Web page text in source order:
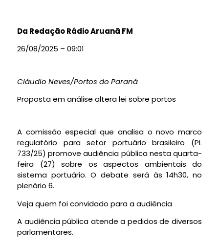
Da Redação Rádio Aruanã FM
26/08/2025 – 09:01
Cláudio Neves/Portos do Paraná
Proposta em análise altera lei sobre portos
A comissão especial que analisa o novo marco
regulatório para setor portuário brasileiro (PL
733/25) promove audiência pública nesta quarta-
feira (27) sobre os aspectos ambientais do
sistema portuário. O debate será às 14h30, no
plenário 6.
Veja quem foi convidado para a audiência
A audiência pública atende a pedidos de diversos
parlamentares.